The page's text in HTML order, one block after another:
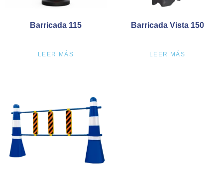
Barricada 115
LEER MÁS
Barricada Vista 150
LEER MÁS